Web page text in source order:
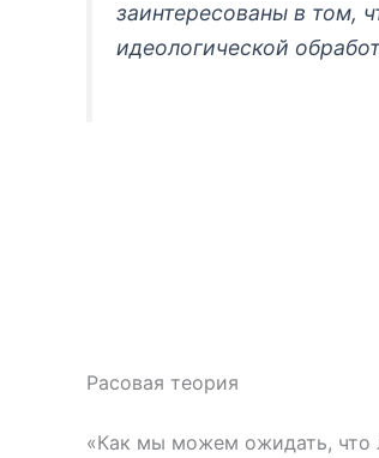
заинтересованы в том,
идеологической
Расовая теория
«Как мы можем ожидать, что